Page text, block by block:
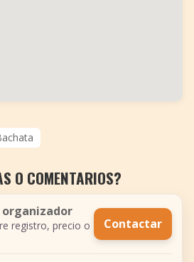
O COMENTARIOS?
registro, precio o
Contactar